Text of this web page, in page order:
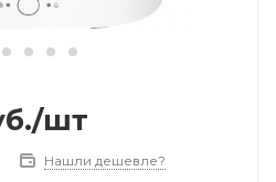
/шт
Нашли дешевле?